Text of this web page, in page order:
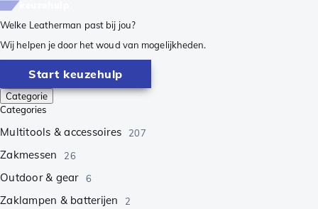
Welke Leatherman past bij jou?
Wij helpen je door het woud van mogelijkheden.
Start keuzehulp
Categorie
Categories
Multitools & accessoires 207
Zakmessen 26
Outdoor & gear 6
Zaklampen & batterijen 2